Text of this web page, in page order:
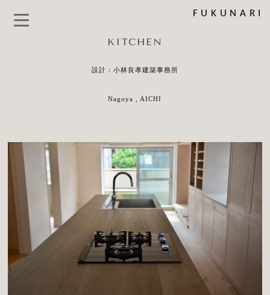
FUKUNARI
KITCHEN
設計：小林良孝建築事務所
Nagoya , AICHI